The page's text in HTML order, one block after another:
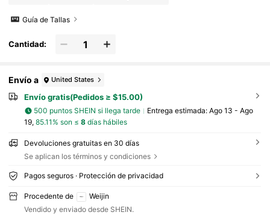
Guía de Tallas
Cantidad:
Envío a United States
Envío gratis(Pedidos ≥ $15.00)
500 puntos SHEIN si llega tarde Entrega estimada: Ago 13 - Ago
19, 85.11% son ≤ 8días hábiles
Devoluciones gratuitas en 30 días
Se aplican los términos y condiciones
Pagos seguros · Protección de privacidad
Procedente de
Weijin
Vendido y enviado desde SHEIN.